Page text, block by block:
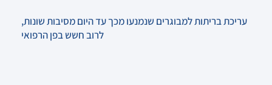
עריכת בריתות למבוגרים שנמנעו מכך עד היום מסיבות שונות,
לרוב חשש בפן הרפואי